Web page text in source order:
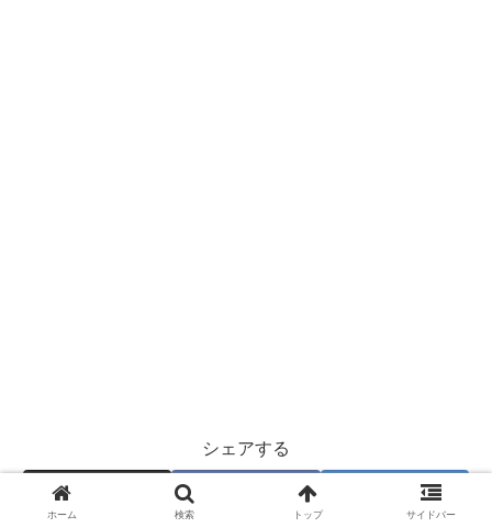
シェアする
はてブ
ホーム 検索 トップ サイドバー